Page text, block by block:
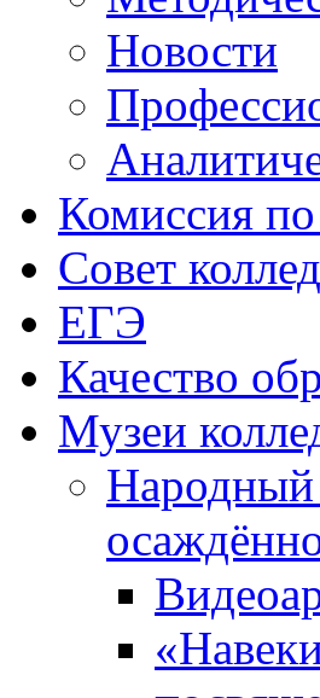
Новости
Комиссия
Совет
ЕГЭ
Качество
Музеи
Народный